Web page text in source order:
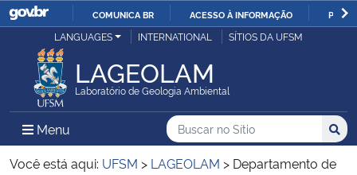
IR
O
COMUNICA BR ACESSO À INFORMAÇÃO
Ministério da Justiça e Segurança Pública
Ministério da Defesa
Ministério das Relações Exteriores
LANGUAGES INTERNATIONAL SÍTIOS DA UFSM
LAGEOLAM
Laboratório de Geologia Ambiental
Menu Menu Principal do Sítio
Busca
Buscar no no Sítio
Busca:
Você está aqui: UFSM > LAGEOLAM > Departamento de